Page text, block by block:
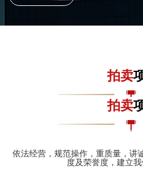
拍卖
依法经营，规范操作，重质量，讲
度及荣誉度，建立
拍卖
依法经营，规范操作，重质量，讲
度及荣誉度，建立我